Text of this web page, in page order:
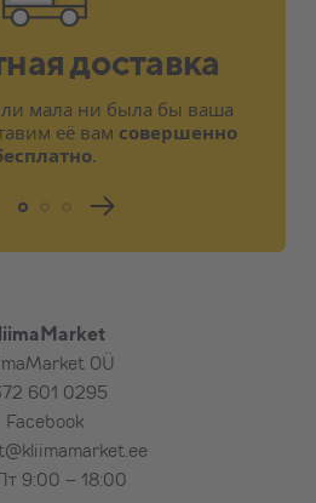
кирпича (по
внутреннего или
на расстоянии 2,5 м
изделия
в дополнение к
за
плату:
для наземного
доставка
мала ни была бы ваша
её вам совершенно
.
OÜ
601 0295
Facebook
9:00 – 18:00